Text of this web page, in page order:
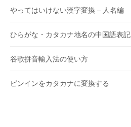
やってはいけない漢字変換 – 人名編
ひらがな・カタカナ地名の中国語表記
谷歌拼音輸入法の使い方
ピンインをカタカナに変換する